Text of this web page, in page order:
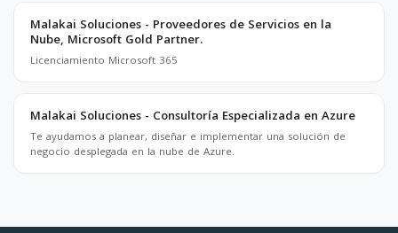
Malakai Soluciones - Proveedores de Servicios en la
Nube, Microsoft Gold Partner.
Licenciamiento Microsoft 365
Malakai Soluciones - Consultoría Especializada en Azure
Te ayudamos a planear, diseñar e implementar una solución de
negocio desplegada en la nube de Azure.